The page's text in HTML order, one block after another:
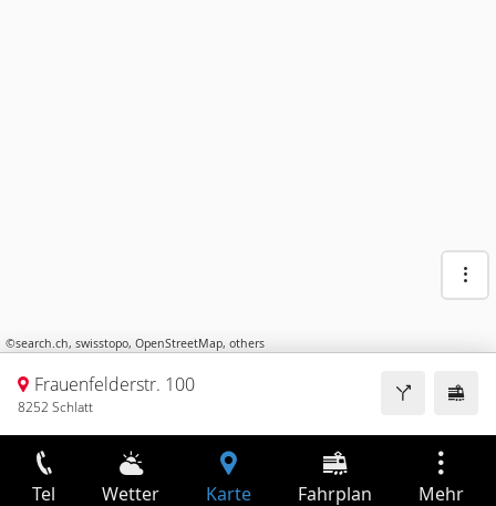
©search.ch, swisstopo, OpenStreetMap, others
Frauenfelderstr. 100
8252 Schlatt
Tel Wetter Karte Fahrplan Mehr